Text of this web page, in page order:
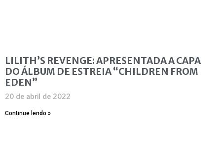
LILITH’S REVENGE: APRESENTADA A CAPA
DO ÁLBUM DE ESTREIA “CHILDREN FROM
EDEN”
20 de abril de 2022
Continue lendo »